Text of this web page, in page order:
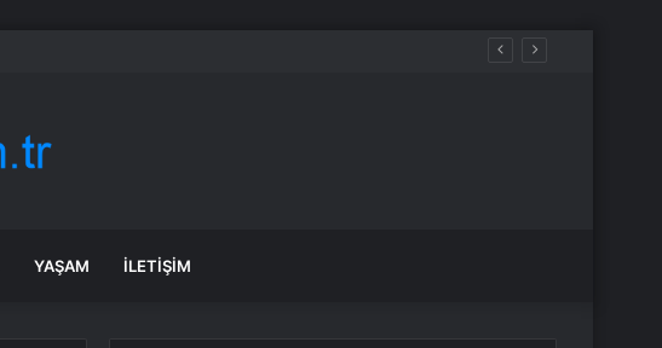
YAŞAM İLETIŞIM